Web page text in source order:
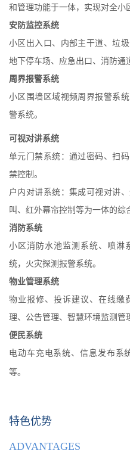
和管理功能于一体，实现对全小
安防监控系统
小区出入口、内部主干道、垃
地下停车场、应急出口、消防通
周界报警系统
小区围墙区域视频周界报警系
警系统。
可视对讲系统
单元门禁系统：通过密码、扫
禁控制。
户内对讲系统：集成可视对讲
叫、红外幕帘控制等为一体的综
消防系统
小区消防水池监测系统、喷淋
统，火灾探测报警系统。
物业管理系统
物业报修、投诉建议、在线缴
理、公告管理、智慧环境监测管
便民系统
电动车充电系统、信息发布系
等。
特色优势
ADVANTAGES